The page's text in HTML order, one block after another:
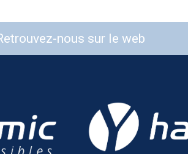
nous sur le web